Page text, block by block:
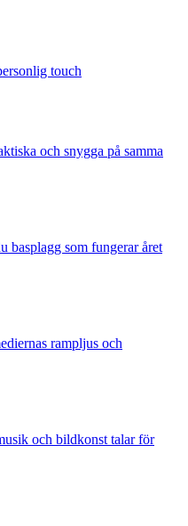
touch
och snygga på samma
basplagg som fungerar året
rampljus och
och bildkonst talar för